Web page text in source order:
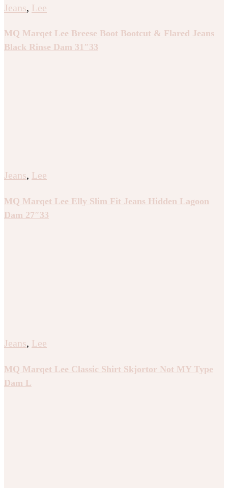
Jeans, Lee
MQ Marqet Lee Breese Boot Bootcut & Flared Jeans
Black Rinse Dam 31″33
Jeans, Lee
MQ Marqet Lee Elly Slim Fit Jeans Hidden Lagoon
Dam 27″33
Jeans, Lee
MQ Marqet Lee Classic Shirt Skjortor Not MY Type
Dam L